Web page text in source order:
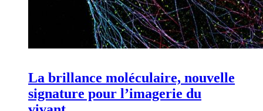
La brillance moléculaire, nouvelle
signature pour l’imagerie du